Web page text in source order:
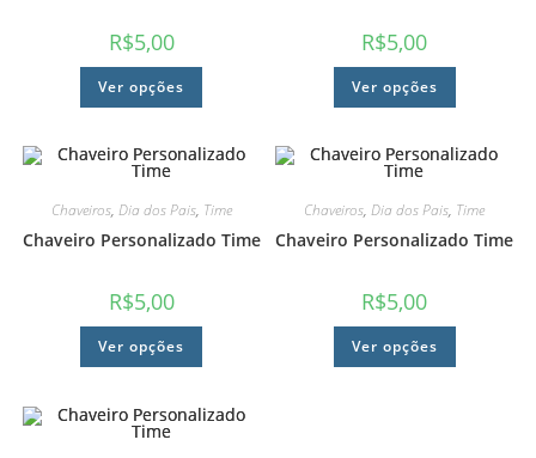
R$5,00
Ver opções
R$5,00
Ver opções
Chaveiros, Dia dos Pais, Time
Chaveiro Personalizado Time
R$5,00
Ver opções
Chaveiros,Dia dos Pais, Time
Chaveiro Personalizado Time
R$5,00
Ver opções